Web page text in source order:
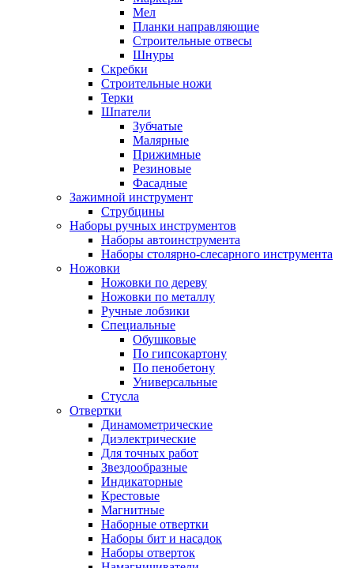
Мел
Планки направляющие
Строительные отвесы
Шнуры
Скребки
Строительные ножи
Терки
Шпатели
Зубчатые
Малярные
Прижимные
Резиновые
Фасадные
Зажимной инструмент
Струбцины
Наборы ручных инструментов
Наборы автоинструмента
Наборы столярно-слесарного инструмента
Ножовки
Ножовки по дереву
Ножовки по металлу
Ручные лобзики
Специальные
Обушковые
По гипсокартону
По пенобетону
Универсальные
Стусла
Отвертки
Динамометрические
Диэлектрические
Для точных работ
Звездообразные
Индикаторные
Крестовые
Магнитные
Наборные отвертки
Наборы бит и насадок
Наборы отверток